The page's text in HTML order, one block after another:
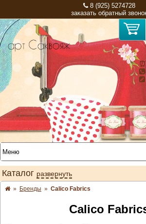
8 (925) 5274728
заказать обратный
Каталог развернуть
» Бренды » Calico Fabrics
Calico